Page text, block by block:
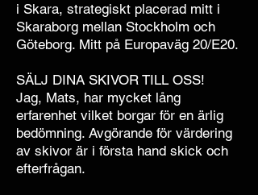
i Skara, strategiskt placerad mitt i
Skaraborg mellan Stockholm och
Göteborg. Mitt på Europaväg 20/E20.
SÄLJ DINA SKIVOR TILL OSS!
Jag, Mats, har mycket lång
erfarenhet vilket borgar för en ärlig
bedömning. Avgörande för värdering
av skivor är i första hand skick och
efterfrågan.